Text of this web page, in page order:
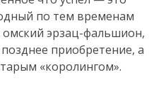
по тем временам
эрзац-фальшион,
приобретение, а
«королингом».